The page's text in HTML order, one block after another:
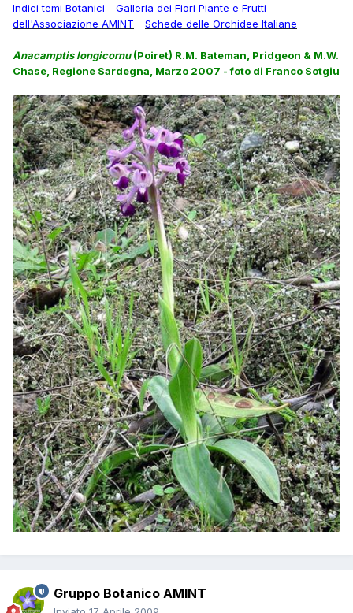
Indici temi Botanici - Galleria dei Fiori Piante e Frutti
dell'Associazione AMINT - Schede delle Orchidee Italiane
Anacamptis longicornu(Poiret) R.M. Bateman, Pridgeon & M.W.
Chase, Regione Sardegna, Marzo 2007 - foto di Franco Sotgiu
Gruppo Botanico AMINT